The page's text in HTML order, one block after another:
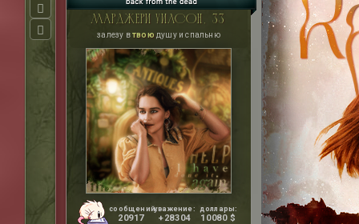
марджери уилсон, 33
залезу втвою душу и спальню
сообщений:
20917
уважение:
+28304
доллары:
10080 $